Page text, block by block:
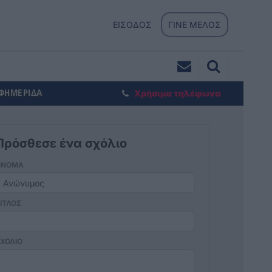
ΕΙΣΟΔΟΣ ΓΙΝΕ ΜΕΛΟΣ
Χρήσιμα τηλέφωνα
ένα σχόλιο